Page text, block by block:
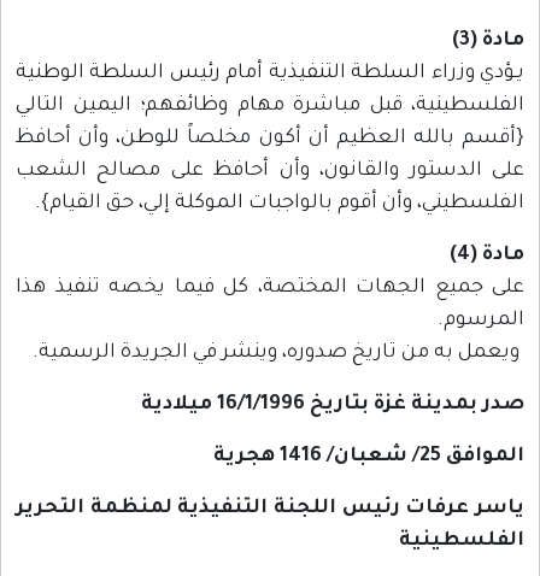
مادة (3)
يـؤدي وزراء السلطة التنفيذية أمام رئيس السلطة الوطنية
الفلسطينية، قبل مباشرة مهام وظائفهم؛ اليمين التالي
{أقسم بالله العظيم أن أكون مخلصاً للوطن، وأن أحافظ
على الدستور والقانون، وأن أحافظ على مصالح الشعب
الفلسطيني، وأن أقوم بالواجبات الموكلة إلي، حق القيام}.
مادة (4)
على جميع الجهات المختصة، كل فيما يخصه تنفيذ هذا
المرسوم.
ويعمل به من تاريخ صدوره، وينشر في الجريدة الرسمية.
صدر بمدينة غزة بتاريخ 16/1/1996 ميلادية
الموافق 25/ شعبان/ 1416 هجرية
ياسر عرفات رئيس اللجنة التنفيذية لمنظمة التحرير
الفلسطينية